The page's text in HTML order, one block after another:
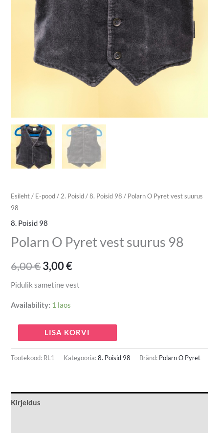
Esileht/ E-pood/ 2. Poisid/8. Poisid 98 / Polarn O Pyret vest suurus
98
8. Poisid 98
Polarn O Pyret vest suurus 98
6,00€3,00€
Pidulik sametine vest
Availability: 1 laos
LISA KORVI
Tootekood: RL1 Kategooria:8. Poisid 98 Bränd: Polarn O Pyret
Kirjeldus